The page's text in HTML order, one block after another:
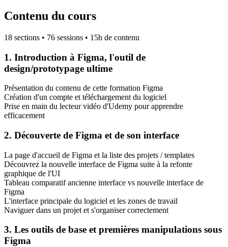
Contenu du cours
18 sections • 76 sessions • 15h de contenu
1. Introduction à Figma, l'outil de
design/prototypage ultime
Présentation du contenu de cette formation Figma
Création d'un compte et téléchargement du logiciel
Prise en main du lecteur vidéo d'Udemy pour apprendre
efficacement
2. Découverte de Figma et de son interface
La page d'accueil de Figma et la liste des projets / templates
Découvrez la nouvelle interface de Figma suite à la refonte
graphique de l'UI
Tableau comparatif ancienne interface vs nouvelle interface de
Figma
L'interface principale du logiciel et les zones de travail
Naviguer dans un projet et s'organiser correctement
3. Les outils de base et premières manipulations sous
Figma